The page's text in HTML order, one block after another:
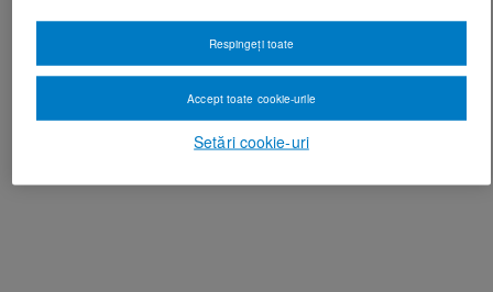
Setări cookie-uri
Respingeți toate
Accept toate cookie-urile